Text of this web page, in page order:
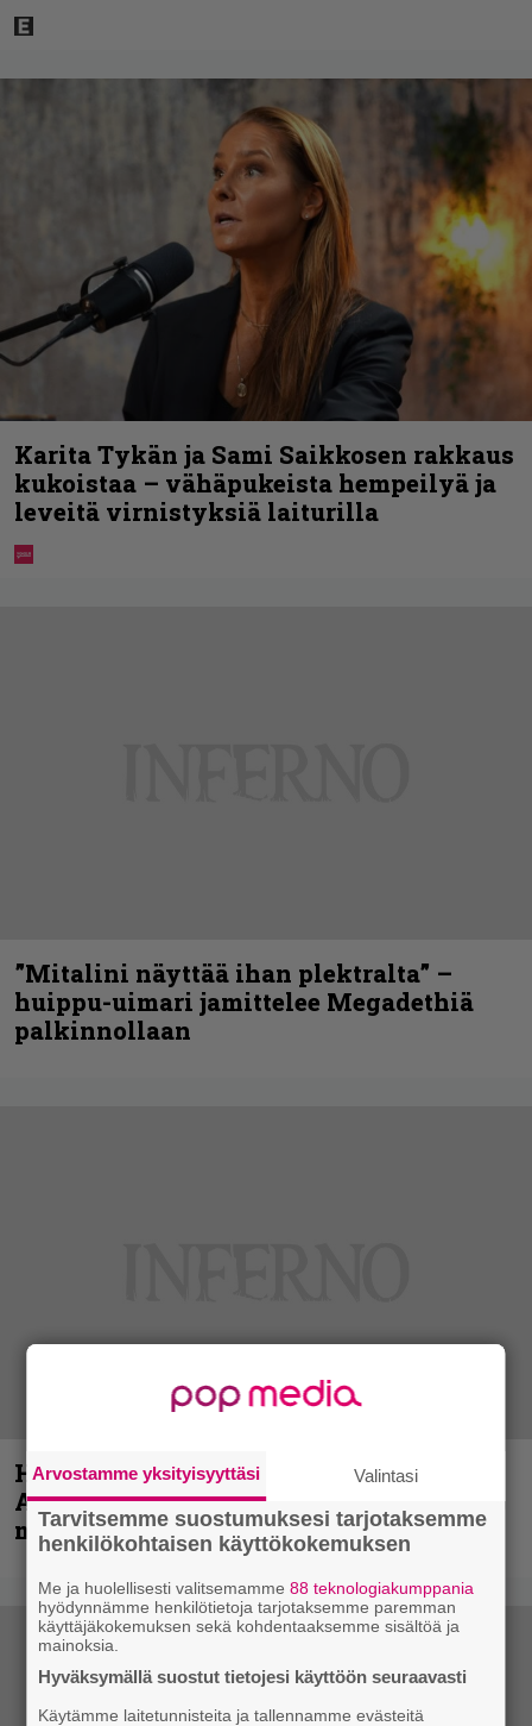
Karita Tykän ja Sami Saikkosen rakkaus
kukoistaa – vähäpukeista hempeilyä ja
leveitä virnistyksiä laiturilla
”Mitalini näyttää ihan plektralta” –
huippu-uimari jamittelee Megadethiä
palkinnollaan
Hellsinki Metal Festival kuvina, osa 1 –
Accept, Carcass, Black Label Society ja
muita avauspäivän esiintyjiä
Arvostamme yksityisyyttäsi Valintasi
Tarvitsemme suostumuksesi tarjotaksemme
henkilökohtaisen käyttökokemuksen
Me ja huolellisesti valitsemamme88 teknologiakumppania
hyödynnämme henkilötietoja tarjotaksemme paremman
käyttäjäkokemuksen sekä kohdentaaksemme sisältöä ja
mainoksia.
Hyväksymällä suostut tietojesi käyttöön seuraavasti
Käytämme laitetunnisteita ja tallennamme evästeitä